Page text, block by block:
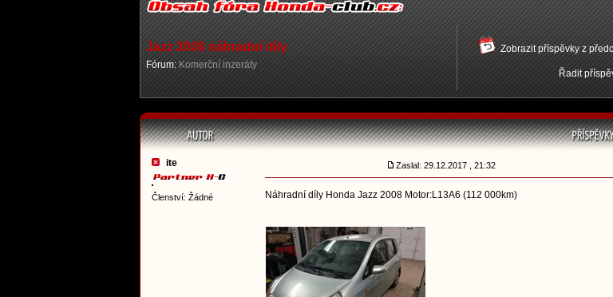
Jazz 2008 náhradní díly
Fórum: Komerční inzeráty
Zobrazit příspěvky z
Řadit
ite
Členství: Žádné
Zaslal: 29.12.2017 , 21:32
Náhradní díly Honda Jazz 2008 Motor:L13A6 (112 000km)